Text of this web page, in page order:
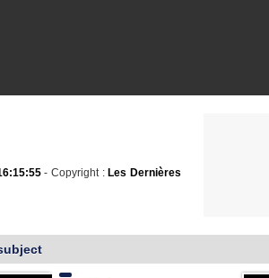
- Copyright : Les Dernières